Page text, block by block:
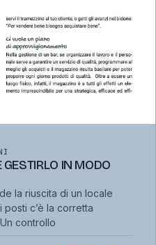
IN MODO
la riuscita di un locale
c’è la corretta
controllo